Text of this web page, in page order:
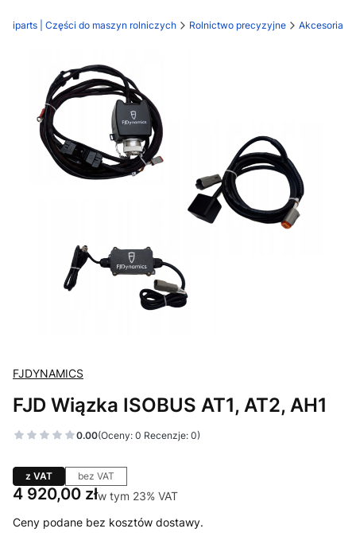
Raiparts | Części do maszyn rolniczych Rolnictwo precyzyjne Akcesoria
FJDYNAMICS
FJD Wiązka ISOBUS AT1, AT2, AH1
0.00(Oceny: 0 Recenzje: 0)
z VAT bez VAT
Cena
4 920,00 złw tym 23% VAT
w tym 23% VAT
Ceny podane bez kosztów dostawy.